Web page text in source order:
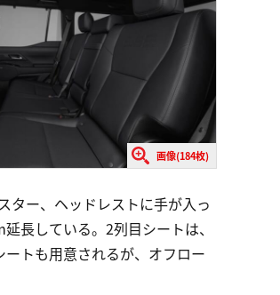
画像(184枚)
ター、ヘッドレストに手が入っ
長している。2列目シートは、
トも用意されるが、オフロー